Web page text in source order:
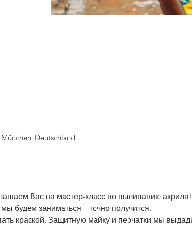
Deutschland
Вас на мастер-класс по выливанию акрила!
будем заниматься – точно получится.
краской. Защитную майку и перчатки мы